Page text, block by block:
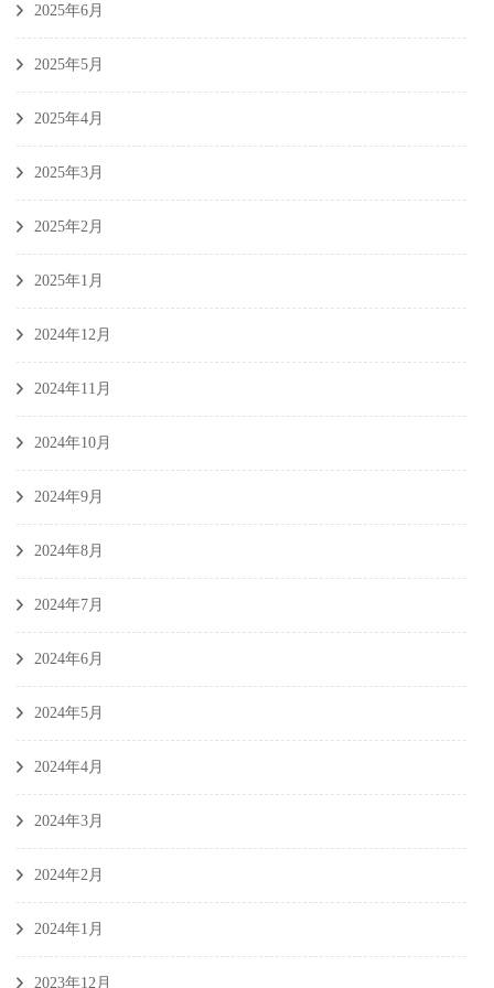
2025年6月
2025年5月
2025年4月
2025年3月
2025年2月
2025年1月
2024年12月
2024年11月
2024年10月
2024年9月
2024年8月
2024年7月
2024年6月
2024年5月
2024年4月
2024年3月
2024年2月
2024年1月
2023年12月